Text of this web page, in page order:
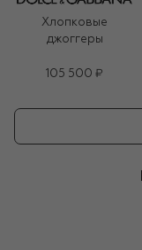
Хлопковые
джоггеры
105 500 ₽